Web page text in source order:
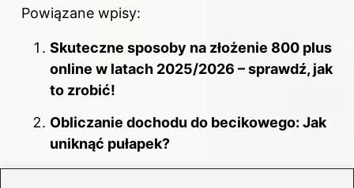
Powiązane wpisy:
Skuteczne sposoby na złożenie 800 plus
online w latach 2025/2026 – sprawdź, jak
to zrobić!
Obliczanie dochodu do becikowego: Jak
uniknąć pułapek?